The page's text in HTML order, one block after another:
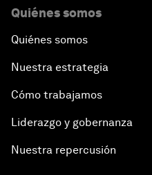
Quiénes somos
Quiénes somos
Nuestra estrategia
Cómo trabajamos
Liderazgo y gobernanza
Nuestra repercusión